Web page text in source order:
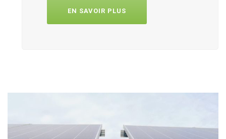
EN SAVOIR PLUS